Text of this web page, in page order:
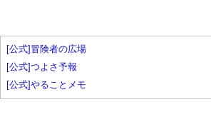
[公式]冒険者の広場
[公式]つよさ予報
[公式]やることメモ